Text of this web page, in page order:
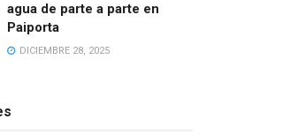
agua de parte a parte en
Paiporta
DICIEMBRE 28, 2025